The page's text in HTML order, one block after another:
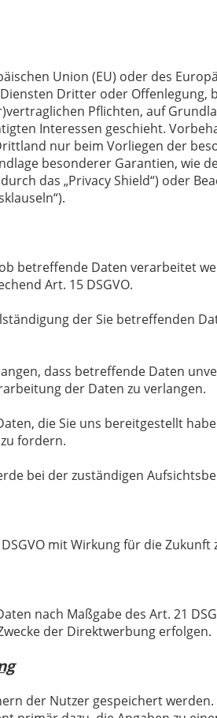
Union (EU) oder des
Dritter oder Offenlegung,
Pflichten, auf
Interessen geschieht.
nur beim Vorliegen der
besonderer Garantien, wie
das „Privacy Shield“) oder
betreffende Daten verarbeitet
Art. 15 DSGVO.
der Sie betreffenden
dass betreffende Daten
der Daten zu verlangen.
die Sie uns bereitgestellt
fordern.
bei der zuständigen
mit Wirkung für die
nach Maßgabe des Art. 21
der Direktwerbung erfolgen.
der Nutzer gespeichert